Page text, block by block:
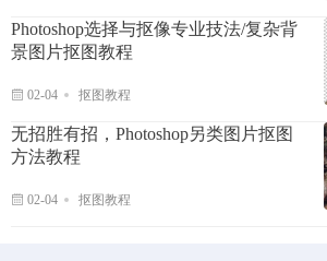
Photoshop选择与抠像专业技法/复杂背
景图片抠图教程
02-04 抠图教程
无招胜有招，Photoshop另类图片抠图
方法教程
02-04 抠图教程